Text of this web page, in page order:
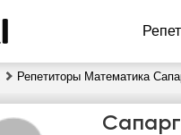
Репетиторы Математика